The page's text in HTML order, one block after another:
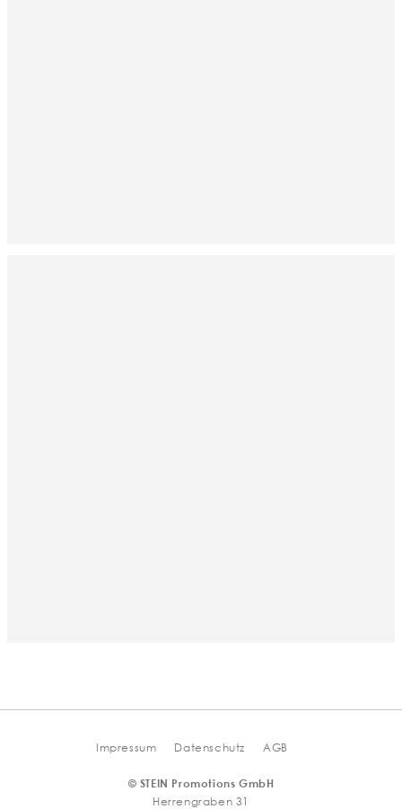
Impressum Datenschutz AGB
© STEIN Promotions GmbH
Herrengraben 31